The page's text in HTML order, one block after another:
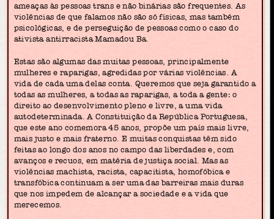
ameaças às pessoas trans e não binárias são frequentes. As
violências de que falamos não são só físicas, mas também
psicológicas, e de perseguição de pessoas como o caso do
ativista antirracista Mamadou Ba.
Estas são algumas das muitas pessoas, principalmente
mulheres e raparigas, agredidas por várias violências. A
vida de cada uma delas conta. Queremos que seja garantido a
todas as mulheres, a todas as raparigas, a toda a gente: o
direito ao desenvolvimento pleno e livre, a uma vida
autodeterminada. A Constituição da República Portuguesa,
que este ano comemora 45 anos, propõe um país mais livre,
mais justo e mais fraterno. E muitas conquistas têm sido
feitas ao longo dos anos no campo das liberdades e, com
avanços e recuos, em matéria de justiça social. Mas as
violências machista, racista, capacitista, homofóbica e
transfóbica continuam a ser uma das barreiras mais duras
que nos impedem de alcançar a sociedade e a vida que
merecemos.